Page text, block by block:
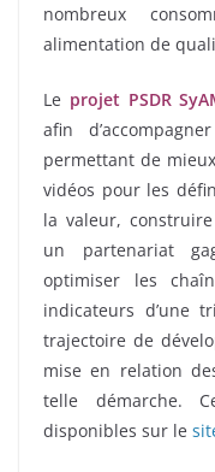
nombreux
alimentation de
Le projet PSDR
afin
permettant de
vidéos pour les
la valeur,
un partenariat
optimiser les
indicateurs d’une
trajectoire de
mise en relation
telle démarche.
disponibles sur le